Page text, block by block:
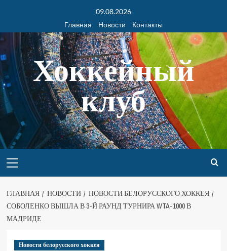
09.08.2026
Главная
Новости Контакты
Хоккейный
клуб
ГЛАВНАЯ НОВОСТИ
НОВОСТИ БЕЛОРУССКОГО ХОККЕЯ
СОБОЛЕНКО ВЫШЛА В 3-Й РАУНД ТУРНИРА WTA-1000 В
МАДРИДЕ
Новости белорусского хоккея